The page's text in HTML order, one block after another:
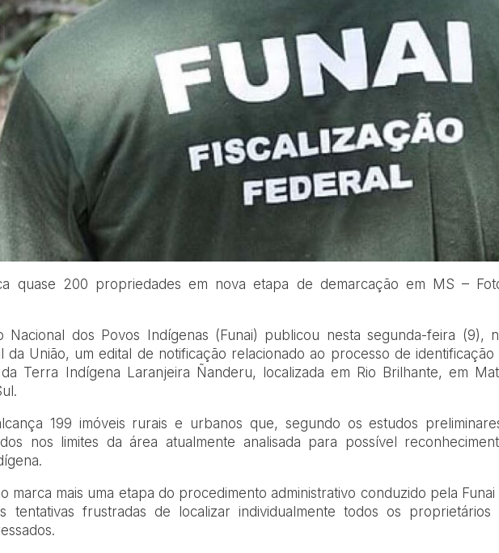
quase 200 propriedades em nova etapa de demarcação em MS –
Nacional dos Povos Indígenas (Funai) publicou nesta segunda-feira (9),
da União, um edital de notificação relacionado ao processo de identificação
da Terra Indígena Laranjeira Ñanderu, localizada em Rio Brilhante, em
199 imóveis rurais e urbanos que, segundo os estudos
nos limites da área atualmente analisada para possível
marca mais uma etapa do procedimento administrativo conduzido pela Funai
tentativas frustradas de localizar individualmente todos os proprietários